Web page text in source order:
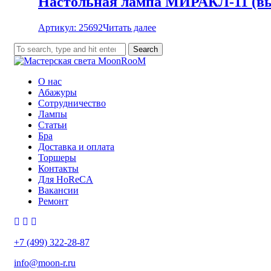
Артикул: 25692Читать далее
Search
О нас
Абажуры
Сотрудничество
Лампы
Статьи
Бра
Доставка и оплата
Торшеры
Контакты
Для HoReCA
Вакансии
Ремонт
+7 (499) 322-28-87
info@moon-r.ru